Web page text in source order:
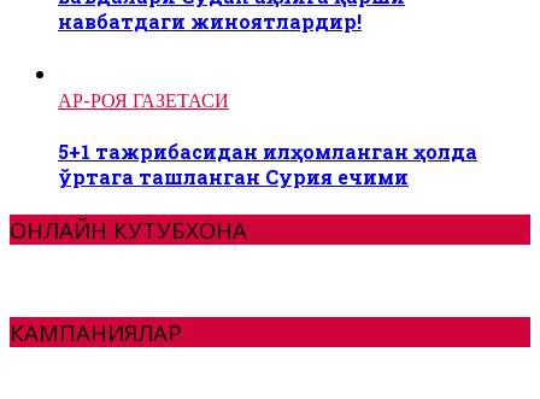
навбатдаги жиноятлардир!
АР-РОЯ ГАЗЕТАСИ
5+1 тажрибасидан илҳомланган ҳолда
ўртага ташланган Сурия ечими
ОНЛАЙН КУТУБХОНА
КАМПАНИЯЛАР